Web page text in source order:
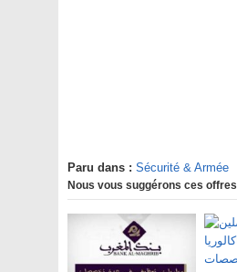
Paru dans : Sécurité & Armée
Nous vous suggérons ces offres